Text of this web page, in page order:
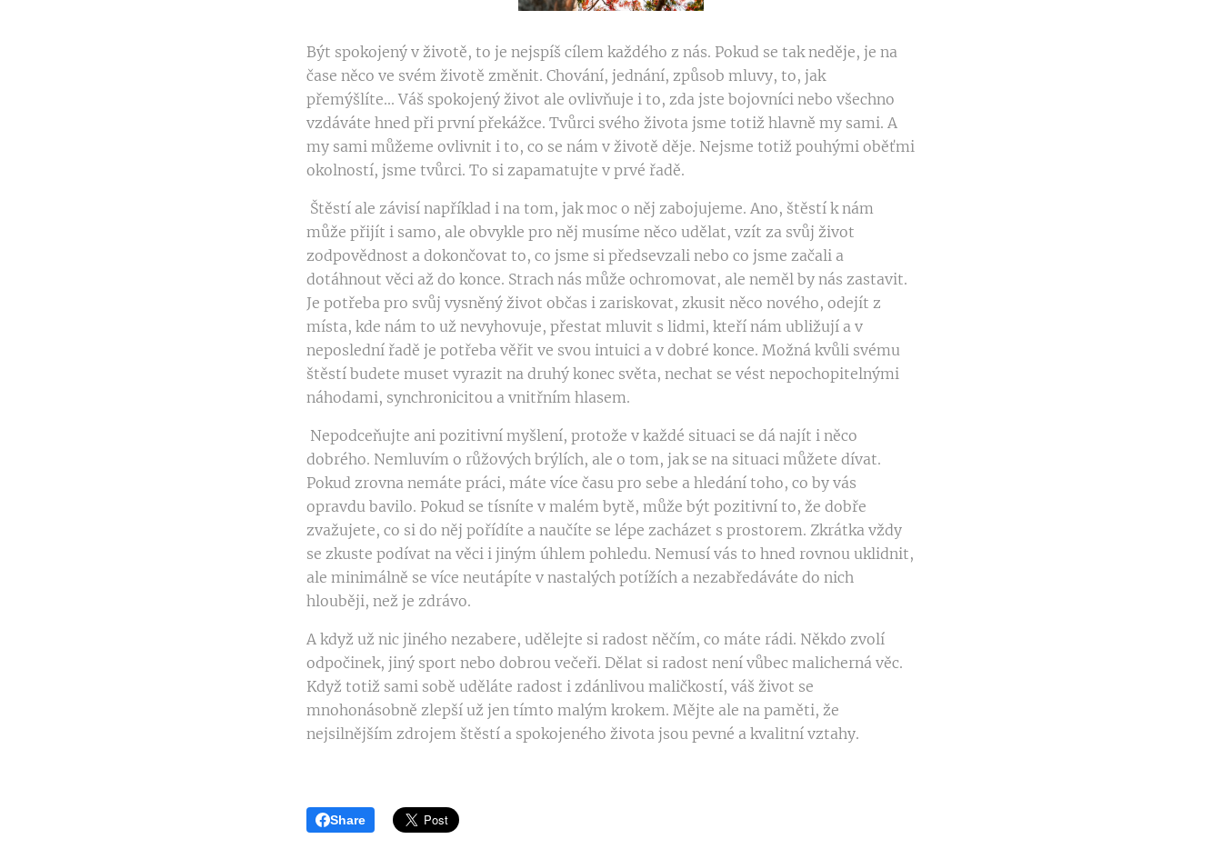
Být spokojený v životě, to je nejspíš cílem každého z nás. Pokud se tak neděje, je na
čase něco ve svém životě změnit. Chování, jednání, způsob mluvy, to, jak
přemýšlíte... Váš spokojený život ale ovlivňuje i to, zda jste bojovníci nebo všechno
vzdáváte hned při první překážce. Tvůrci svého života jsme totiž hlavně my sami. A
my sami můžeme ovlivnit i to, co se nám v životě děje. Nejsme totiž pouhými oběťmi
okolností, jsme tvůrci. To si zapamatujte v prvé řadě.
Štěstí ale závisí například i na tom, jak moc o něj zabojujeme. Ano, štěstí k nám
může přijít i samo, ale obvykle pro něj musíme něco udělat, vzít za svůj život
zodpovědnost a dokončovat to, co jsme si předsevzali nebo co jsme začali a
dotáhnout věci až do konce. Strach nás může ochromovat, ale neměl by nás zastavit.
Je potřeba pro svůj vysněný život občas i zariskovat, zkusit něco nového, odejít z
místa, kde nám to už nevyhovuje, přestat mluvit s lidmi, kteří nám ubližují a v
neposlední řadě je potřeba věřit ve svou intuici a v dobré konce. Možná kvůli svému
štěstí budete muset vyrazit na druhý konec světa, nechat se vést nepochopitelnými
náhodami, synchronicitou a vnitřním hlasem.
Nepodceňujte ani pozitivní myšlení, protože v každé situaci se dá najít i něco
dobrého. Nemluvím o růžových brýlích, ale o tom, jak se na situaci můžete dívat.
Pokud zrovna nemáte práci, máte více času pro sebe a hledání toho, co by vás
opravdu bavilo. Pokud se tísníte v malém bytě, může být pozitivní to, že dobře
zvažujete, co si do něj pořídíte a naučíte se lépe zacházet s prostorem. Zkrátka vždy
se zkuste podívat na věci i jiným úhlem pohledu. Nemusí vás to hned rovnou uklidnit,
ale minimálně se více neutápíte v nastalých potížích a nezabředáváte do nich
hlouběji, než je zdrávo.
A když už nic jiného nezabere, udělejte si radost něčím, co máte rádi. Někdo zvolí
odpočinek, jiný sport nebo dobrou večeři. Dělat si radost není vůbec malicherná věc.
Když totiž sami sobě uděláte radost i zdánlivou maličkostí, váš život se
mnohonásobně zlepší už jen tímto malým krokem. Mějte ale na paměti, že
nejsilnějším zdrojem štěstí a spokojeného života jsou pevné a kvalitní vztahy.
Share